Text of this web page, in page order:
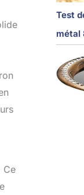
Ce
Test
métal